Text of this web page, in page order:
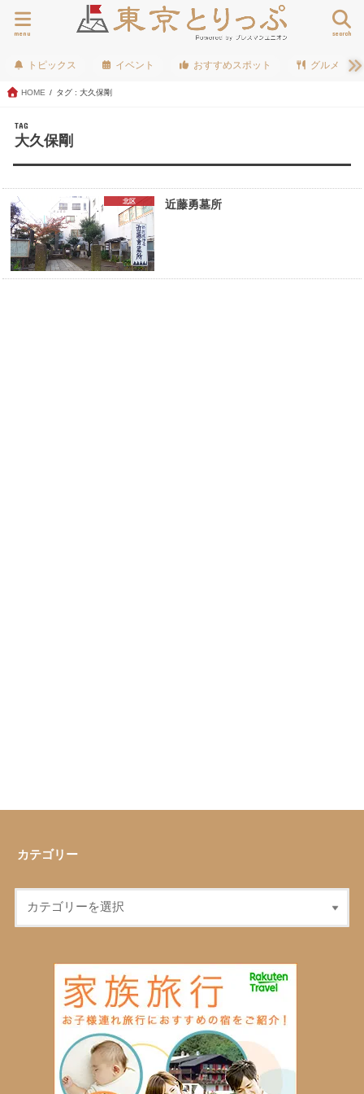
search
menu
トピックス イベント おすすめスポット グルメ
HOME タグ : 大久保剛
TAG
大久保剛
北区 近藤勇墓所
カテゴリー